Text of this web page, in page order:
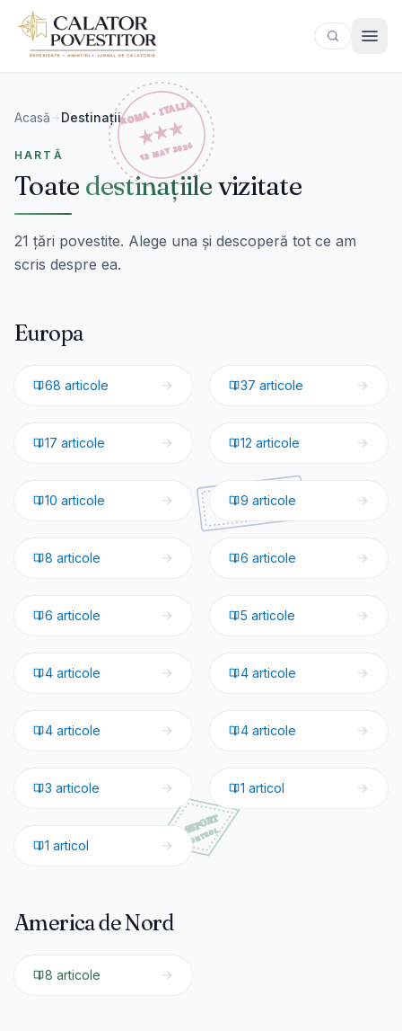
Sari la conținut
Acasă Destinații
HARTĂ
Toate destinațiilevizitate
21 țări povestite. Alege una și descoperă tot ce am
scris despre ea.
Europa
🇮🇹Italia
68 articole 37 articole
🇨🇭Elveția
17 articole
🇳🇴Norvegia
12 articole
🇫🇷Franța
10 articole
🇩🇪Germania
9 articole
🇪🇸Spania
8 articole
🇦🇹Austria
6 articole
🇳🇱Olanda
6 articole
🇬🇷Grecia
5 articole
🇧🇪Belgia
4 articole
🇭🇷Croația
4 articole
🇸🇪Suedia
4 articole
🇲🇹Malta
4 articole
🇫🇮Finlanda
3 articole
🇨🇿Cehia
1 articol
🇱🇮Lichtenstein
1 articol
America de Nord
🇲🇽Mexic
8 articole